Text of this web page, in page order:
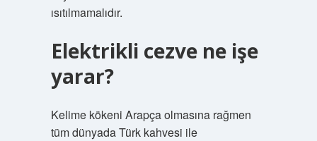
ısıtılmamalıdır.
Elektrikli cezve ne işe
yarar?
Kelime kökeni Arapça olmasına rağmen
tüm dünyada Türk kahvesi ile